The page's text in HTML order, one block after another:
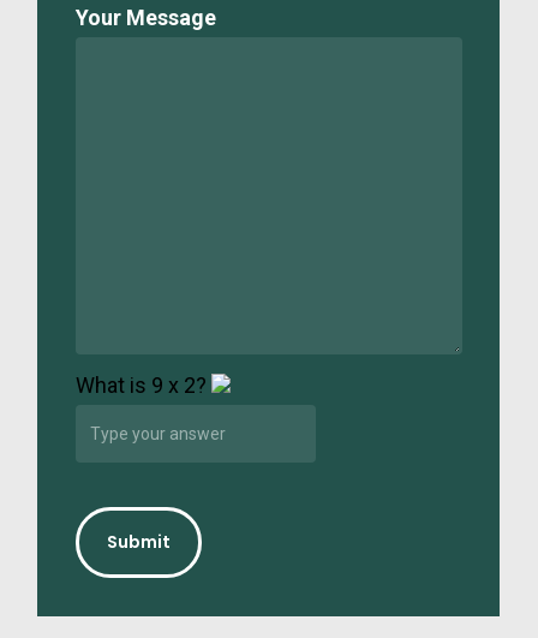
Your Message
What is 9 x 2?